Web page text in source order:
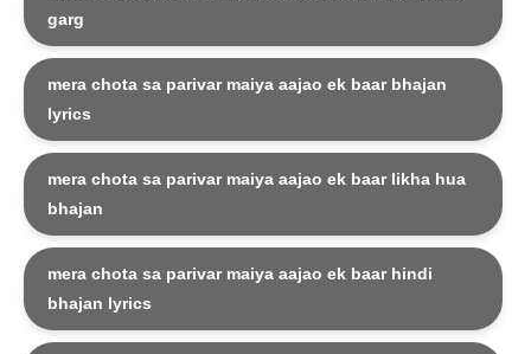
garg
mera chota sa parivar maiya aajao ek baar bhajan
lyrics
mera chota sa parivar maiya aajao ek baar likha hua
bhajan
mera chota sa parivar maiya aajao ek baar hindi
bhajan lyrics